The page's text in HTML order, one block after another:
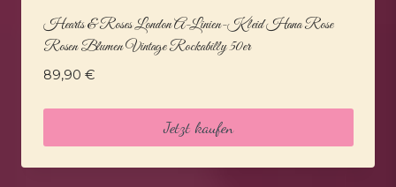
Hearts & Roses London A-Linien-Kleid Hana Rose
Rosen Blumen Vintage Rockabilly 50er
89,90 €
Jetzt kaufen